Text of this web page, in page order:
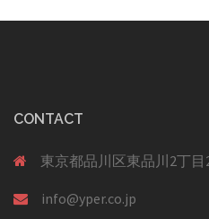
ー
CONTACT
東京都品川区東品川2丁目
info@yper.co.jp